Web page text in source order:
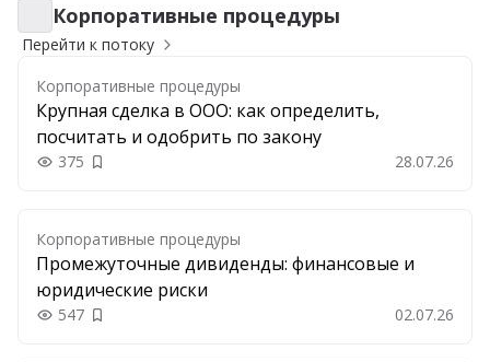
Корпоративные процедуры
Корпоративные процедуры
Перейти к потоку
Корпоративные процедуры
Крупная сделка в ООО: как определить,
посчитать и одобрить по закону
375 Добавить в закладки 28.07.26
Корпоративные процедуры
Промежуточные дивиденды: финансовые и
юридические риски
547 Добавить в закладки 02.07.26